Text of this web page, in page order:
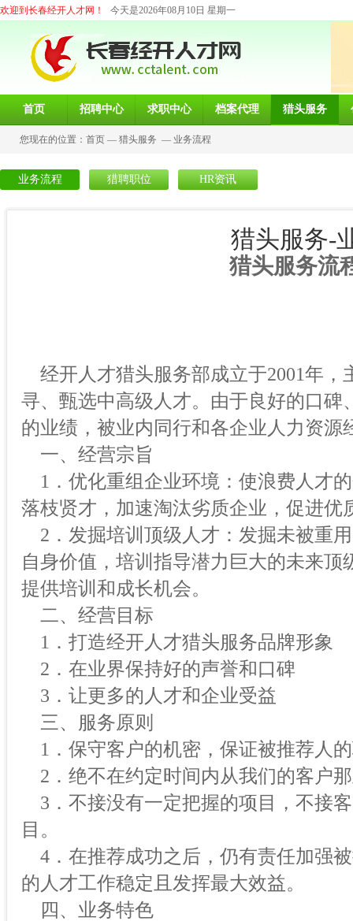
欢迎到长春经开人才网！ 今天是2026年08月10日 星期一
首页 招聘中心 求职中心 档案代理 猎头服务
您现在的位置： 首页 — 猎头服务 — 业务流程
业务流程 猎聘职位 HR资讯
猎头服务-
猎头服务流
经开人才猎头服务部成立于2001年，
寻、甄选中高级人才。由于良好的口
的业绩，被业内同行和各企业人力资源
一、经营宗旨
1．优化重组企业环境：使浪费人才
落枝贤才，加速淘汰劣质企业，促进优
2．发掘培训顶级人才：发掘未被重
自身价值，培训指导潜力巨大的未来
提供培训和成长机会。
二、经营目标
1．打造经开人才猎头服务品牌形象
2．在业界保持好的声誉和口碑
3．让更多的人才和企业受益
三、服务原则
1．保守客户的机密，保证被推荐人
2．绝不在约定时间内从我们的客户
3．不接没有一定把握的项目，不接
目。
4．在推荐成功之后，仍有责任加强
的人才工作稳定且发挥最大效益。
四、业务特色